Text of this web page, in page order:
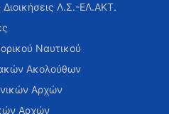
Διοικήσεις Λ.Σ.-ΕΛ.ΑΚΤ.
Ναυτικού
Ακολούθων
Αρχών
Αρχών